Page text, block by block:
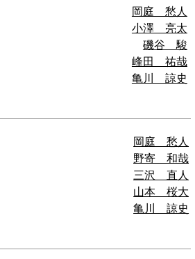
岡庭 愁人
小澤 亮太
磯谷 駿
峰田 祐哉
亀川 諒史
岡庭 愁人
野寄 和哉
三沢 直人
山本 桜大
亀川 諒史